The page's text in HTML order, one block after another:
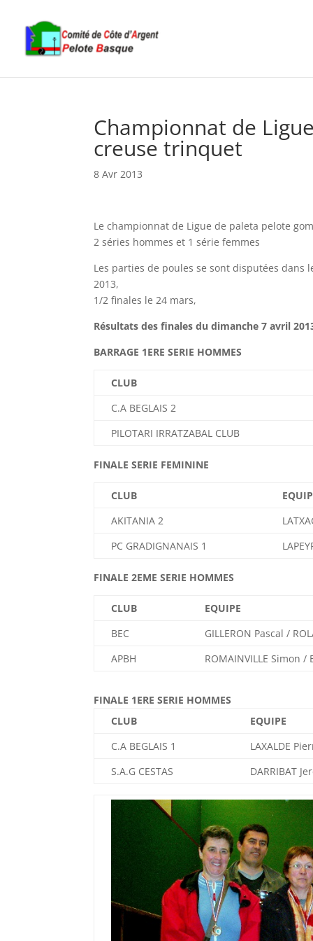
Championnat de
creuse trinquet
8 Avr 2013
Le championnat de Ligue de paleta pelote
2 séries hommes et 1 série femmes
Les parties de poules se sont disputées dans
2013,
1/2 finales le 24 mars,
Résultats des finales du dimanche 7 avril
BARRAGE 1ERE SERIE HOMMES
CLUB
C.A BEGLAIS 2
PILOTARI IRRATZABAL CLUB
FINALE SERIE FEMININE
CLUB
AKITANIA 2
PC GRADIGNANAIS 1
FINALE 2EME SERIE HOMMES
CLUB
EQUIPE
BEC
GILLERON Pascal /
APBH
ROMAINVILLE Simon /
FINALE 1ERE SERIE HOMMES
CLUB
EQUIPE
C.A BEGLAIS 1
LAXALDE
S.A.G CESTAS
DARRIBAT